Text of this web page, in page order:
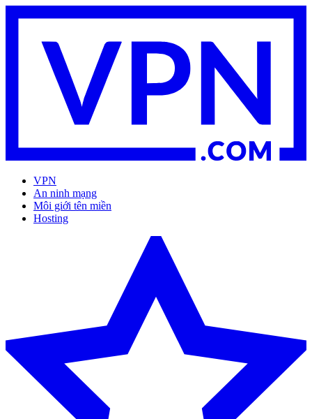
VPN
An ninh mạng
Môi giới tên miền
Hosting